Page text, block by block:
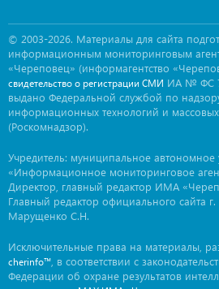
© 2003-2026. Материалы для сайта
информационным мониторинговым
«Череповец» (информагентство
свидетельство о регистрации СМИ ИА № ФС
выдано Федеральной службой по
информационных технологий и
(Роскомнадзор).
Учредитель: муниципальное
«Информационное мониторинговое
Директор, главный редактор ИМА
Главный редактор официального сайта
Марущенко С.Н.
Исключительные права на материалы,
cherinfo™ , в соответствии с
Федерации об охране результатов